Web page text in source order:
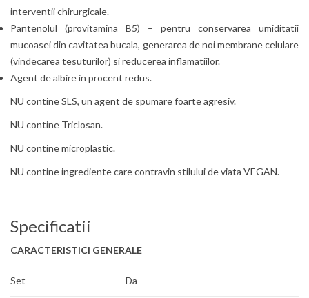
interventii chirurgicale.
Pantenolul (provitamina B5) – pentru conservarea umiditatii
mucoasei din cavitatea bucala, generarea de noi membrane celulare
(vindecarea tesuturilor) si reducerea inflamatiilor.
Agent de albire in procent redus.
NU contine SLS, un agent de spumare foarte agresiv.
NU contine Triclosan.
NU contine microplastic.
NU contine ingrediente care contravin stilului de viata VEGAN.
Specificatii
CARACTERISTICI GENERALE
Set Da